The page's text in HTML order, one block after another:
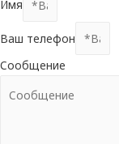
Имя
Ваш телефон
Сообщение